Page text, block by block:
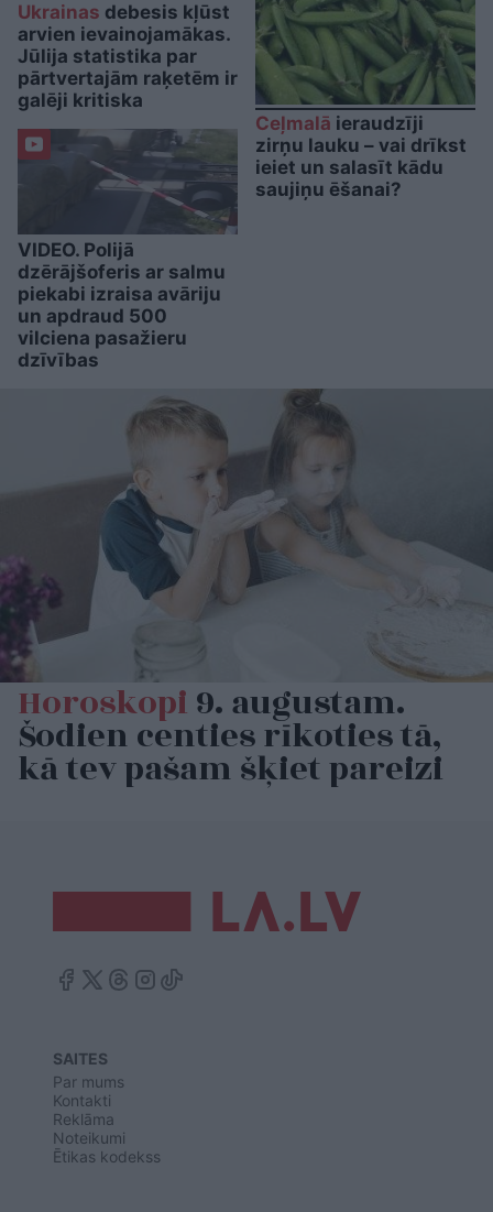
Ukrainas debesis kļūst
arvien ievainojamākas.
Jūlija statistika par
pārtvertajām raķetēm ir
galēji kritiska
VIDEO. Polijā
dzērājšoferis ar salmu
piekabi izraisa avāriju
un apdraud 500
vilciena pasažieru
dzīvības
Ceļmalā ieraudzīji
zirņu lauku – vai drīkst
ieiet un salasīt kādu
saujiņu ēšanai?
Horoskopi9. augustam.
Šodien centies rīkoties tā,
kā tev pašam šķiet pareizi
SAITES
Par mums
Kontakti
Reklāma
Noteikumi
Ētikas kodekss